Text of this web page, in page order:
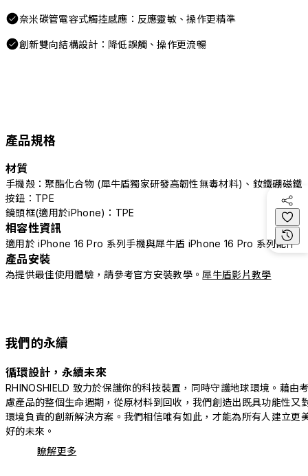
奈米碳管電容式觸控感應：反應靈敏、操作更精準
創新雙向結構設計：降低誤觸、操作更流暢
產品規格
材質
手機殼：聚酯化合物 (犀牛盾獨家研發高韌性無毒材料)、釹鐵硼磁鐵
按鈕：TPE
鏡頭框(適用於iPhone)：TPE
相容性資訊
適用於 iPhone 16 Pro 系列手機與犀牛盾 iPhone 16 Pro 系列配件
產品安裝
為提供最佳使用體驗，請參考官方安裝教學。 犀牛盾影片教學
我們的永續
循環設計，永續未來
RHINOSHIELD 致力於保護你的科技裝置，同時守護地球環境。藉由
慮產品的整個生命週期，從原材料到回收，我們創造出既具功能性又
環境負責的創新解決方案。我們相信唯有如此，才能為所有人建立更
好的未來。
瞭解更多